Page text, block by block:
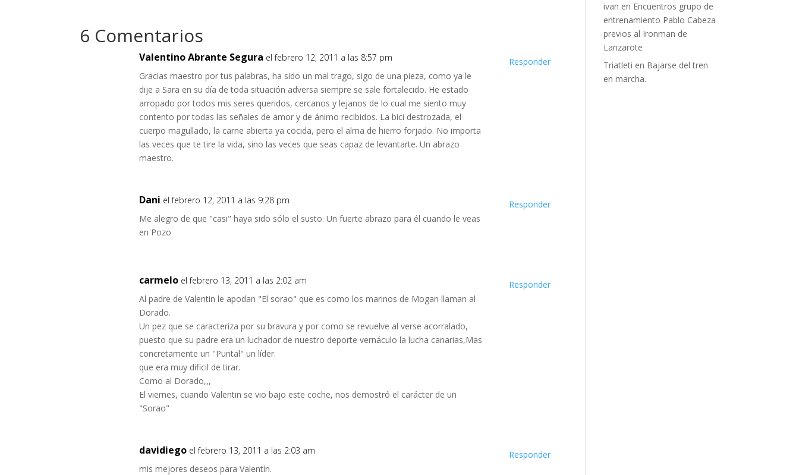
6 Comentarios
Valentino Abrante Segura el febrero 12, 2011 a las 8:57 pm
Gracias maestro por tus palabras, ha sido un mal trago, sigo de una pieza, como ya le
dije a Sara en su día de toda situación adversa siempre se sale fortalecido. He estado
arropado por todos mis seres queridos, cercanos y lejanos de lo cual me siento muy
contento por todas las señales de amor y de ánimo recibidos. La bici destrozada, el
cuerpo magullado, la carne abierta ya cocida, pero el alma de hierro forjado. No importa
las veces que te tire la vida, sino las veces que seas capaz de levantarte. Un abrazo
maestro.
Responder
Dani el febrero 12, 2011 a las 9:28 pm
Me alegro de que "casi" haya sido sólo el susto. Un fuerte abrazo para él cuando le veas
en Pozo
Responder
carmelo el febrero 13, 2011 a las 2:02 am
Al padre de Valentin le apodan "El sorao" que es como los marinos de Mogan llaman al
Dorado.
Un pez que se caracteriza por su bravura y por como se revuelve al verse acorralado,
puesto que su padre era un luchador de nuestro deporte vernáculo la lucha canarias,Mas
concretamente un "Puntal" un líder.
que era muy dificil de tirar.
Como al Dorado,,,
El viernes, cuando Valentin se vio bajo este coche, nos demostró el carácter de un
"Sorao"
Responder
davidiego el febrero 13, 2011 a las 2:03 am
mis mejores deseos para Valentín.
Responder
ivan en Encuentros grupo de
entrenamiento Pablo Cabeza
previos al Ironman de
Lanzarote
Triatleti en Bajarse del tren
en marcha.